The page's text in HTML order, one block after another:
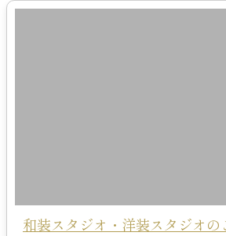
和装スタジオ・洋装スタジオの